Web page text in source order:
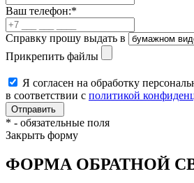
Ваш телефон:*
Справку прошу выдать в
Прикрепить файлы
Я согласен на обработку
в соответствии с политикой
* - обязательные поля
Закрыть форму
ФОРМА ОБРАТНОЙ